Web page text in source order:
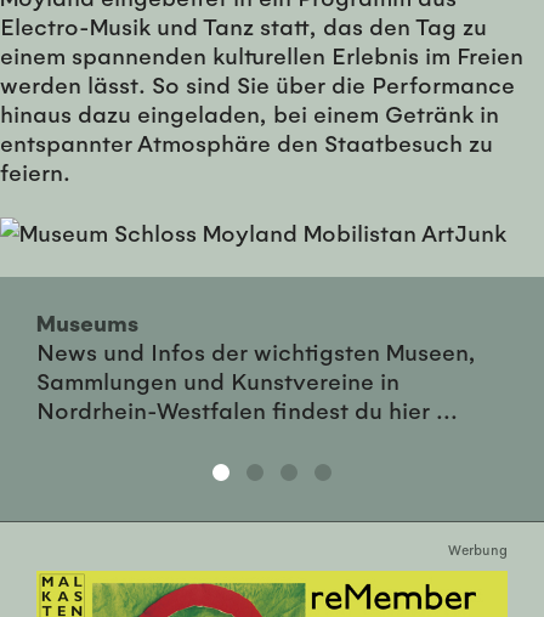
Electro-Musik und Tanz statt, das den Tag zu
einem spannenden kulturellen Erlebnis im Freien
werden lässt. So sind Sie über die Performance
hinaus dazu eingeladen, bei einem Getränk in
entspannter Atmosphäre den Staatbesuch zu
feiern.
Museums
News und Infos der wichtigsten Museen,
Sammlungen und Kunstvereine in
Nordrhein-Westfalen findest du hier ...
Werbung